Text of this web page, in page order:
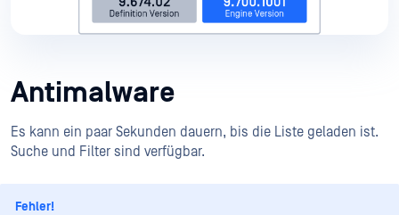
Antimalware
Es kann ein paar Sekunden dauern, bis die Liste geladen ist.
Suche und Filter sind verfügbar.
Fehler!